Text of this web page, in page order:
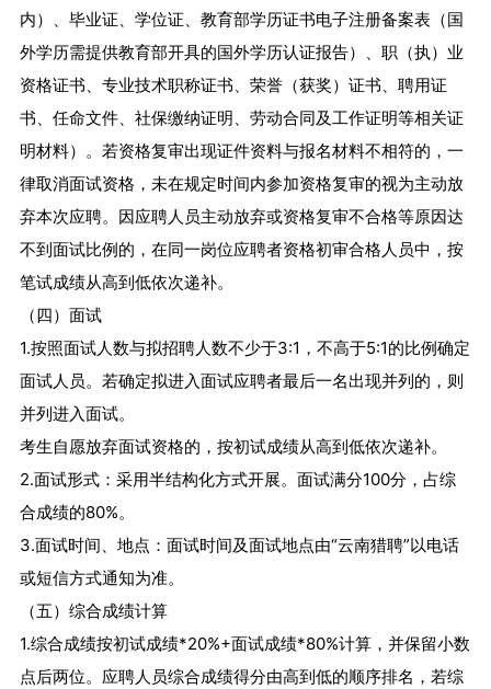
内）、毕业证、学位证、教育部学历证书电子注册备案表（国
外学历需提供教育部开具的国外学历认证报告）、职（执）业
资格证书、专业技术职称证书、荣誉（获奖）证书、聘用证
书、任命文件、社保缴纳证明、劳动合同及工作证明等相关证
明材料）。若资格复审出现证件资料与报名材料不相符的，一
律取消面试资格，未在规定时间内参加资格复审的视为主动放
弃本次应聘。因应聘人员主动放弃或资格复审不合格等原因达
不到面试比例的，在同一岗位应聘者资格初审合格人员中，按
笔试成绩从高到低依次递补。
（四）面试
1.按照面试人数与拟招聘人数不少于3:1，不高于5:1的比例确定
面试人员。若确定拟进入面试应聘者最后一名出现并列的，则
并列进入面试。
考生自愿放弃面试资格的，按初试成绩从高到低依次递补。
2.面试形式：采用半结构化方式开展。面试满分100分，占综
合成绩的80%。
3.面试时间、地点：面试时间及面试地点由“云南猎聘”以电话
或短信方式通知为准。
（五）综合成绩计算
1.综合成绩按初试成绩*20%+面试成绩*80%计算，并保留小数
点后两位。应聘人员综合成绩得分由高到低的顺序排名，若综